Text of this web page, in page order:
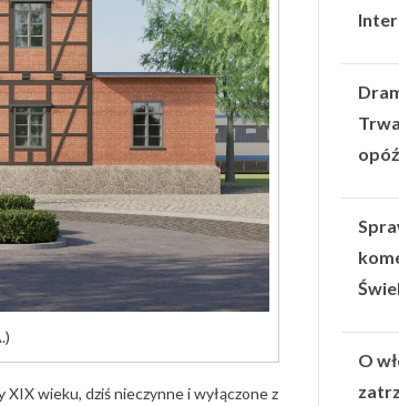
wieku, dziś nieczynne i wyłączone z
O